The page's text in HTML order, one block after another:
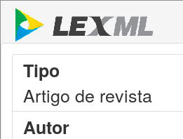
Tipo
Artigo de revista
Autor